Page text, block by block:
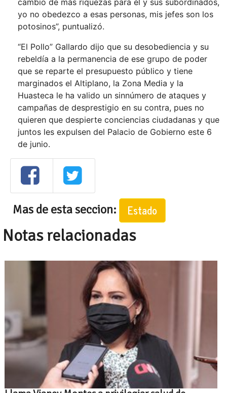
cambio de más riquezas para él y sus subordinados,
yo no obedezco a esas personas, mis jefes son los
potosinos”, puntualizó.
“El Pollo” Gallardo dijo que su desobediencia y su
rebeldía a la permanencia de ese grupo de poder
que se reparte el presupuesto público y tiene
marginados el Altiplano, la Zona Media y la
Huasteca le ha valido un sinnúmero de ataques y
campañas de desprestigio en su contra, pues no
quieren que despierte conciencias ciudadanas y que
juntos les expulsen del Palacio de Gobierno este 6
de junio.
Mas de esta seccion: Estado
Notas relacionadas